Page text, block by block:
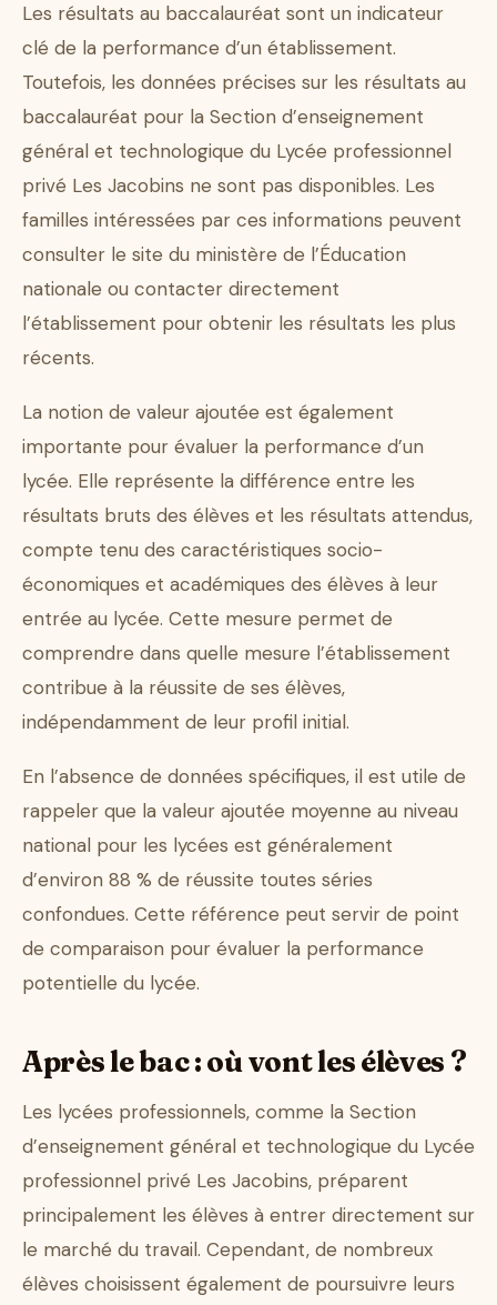
Les résultats au baccalauréat sont un indicateur
clé de la performance d’un établissement.
Toutefois, les données précises sur les résultats au
baccalauréat pour la Section d’enseignement
général et technologique du Lycée professionnel
privé Les Jacobins ne sont pas disponibles. Les
familles intéressées par ces informations peuvent
consulter le site du ministère de l’Éducation
nationale ou contacter directement
l’établissement pour obtenir les résultats les plus
récents.
La notion de valeur ajoutée est également
importante pour évaluer la performance d’un
lycée. Elle représente la différence entre les
résultats bruts des élèves et les résultats attendus,
compte tenu des caractéristiques socio-
économiques et académiques des élèves à leur
entrée au lycée. Cette mesure permet de
comprendre dans quelle mesure l’établissement
contribue à la réussite de ses élèves,
indépendamment de leur profil initial.
En l’absence de données spécifiques, il est utile de
rappeler que la valeur ajoutée moyenne au niveau
national pour les lycées est généralement
d’environ 88 % de réussite toutes séries
confondues. Cette référence peut servir de point
de comparaison pour évaluer la performance
potentielle du lycée.
Après le bac : où vont les élèves ?
Les lycées professionnels, comme la Section
d’enseignement général et technologique du Lycée
professionnel privé Les Jacobins, préparent
principalement les élèves à entrer directement sur
le marché du travail. Cependant, de nombreux
élèves choisissent également de poursuivre leurs